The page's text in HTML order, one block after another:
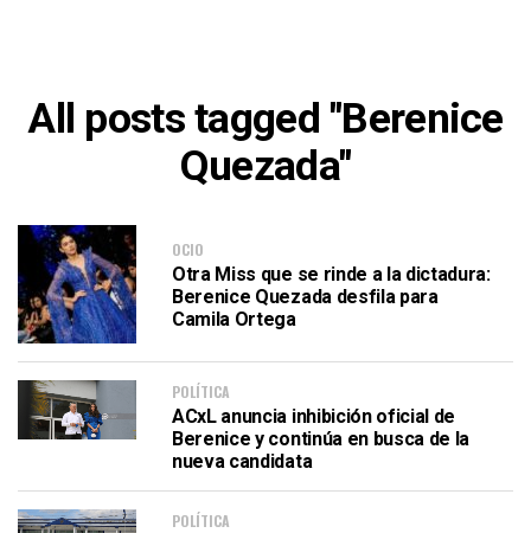
All posts tagged "Berenice
Quezada"
OCIO
Otra Miss que se rinde a la dictadura:
Berenice Quezada desfila para
Camila Ortega
POLÍTICA
ACxL anuncia inhibición oficial de
Berenice y continúa en busca de la
nueva candidata
POLÍTICA